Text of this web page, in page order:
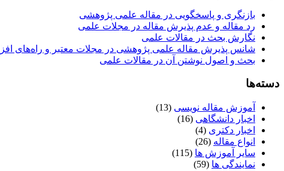
بازنگری و پاسخگویی در مقاله علمی پژوهشی
رد مقاله و عدم پذیرش مقاله در مجلات علمی
نگارش بحث در مقالات علمی
شانس پذیرش مقاله علمی پژوهشی در مجلات معتبر و راه‌های
بحث و اصول نوشتن آن در مقالات علمی
دسته‌ها
آموزش مقاله نویسی (13)
اخبار دانشگاهی (16)
اخبار دکتری (4)
انواع مقاله (26)
سایر آموزش ها (115)
نمایندگی ها (59)